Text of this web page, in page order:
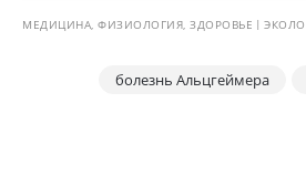
МЕДИЦИНА, ФИЗИОЛОГИЯ, ЗДОРОВЬЕ
болезнь Альцгеймера